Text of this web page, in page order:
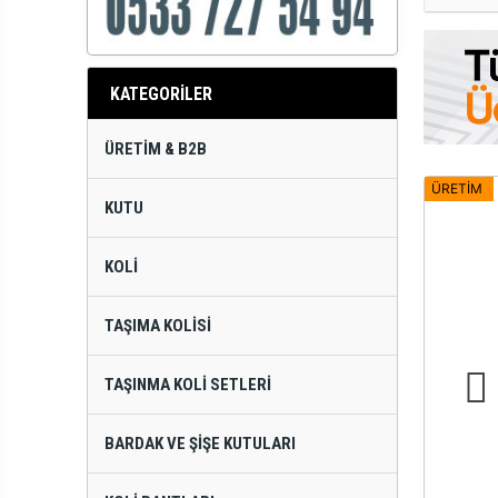
KATEGORİLER
ÜRETIM & B2B
KUTU
KOLI
TAŞIMA KOLISI
TAŞINMA KOLI SETLERI
BARDAK VE ŞIŞE KUTULARI
ÜRETİM